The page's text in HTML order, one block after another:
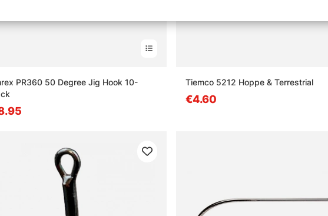
PR360 50 Degree Jig Hook 10-
Tiemco 5212 Hoppe & Terrestrial
€4.60